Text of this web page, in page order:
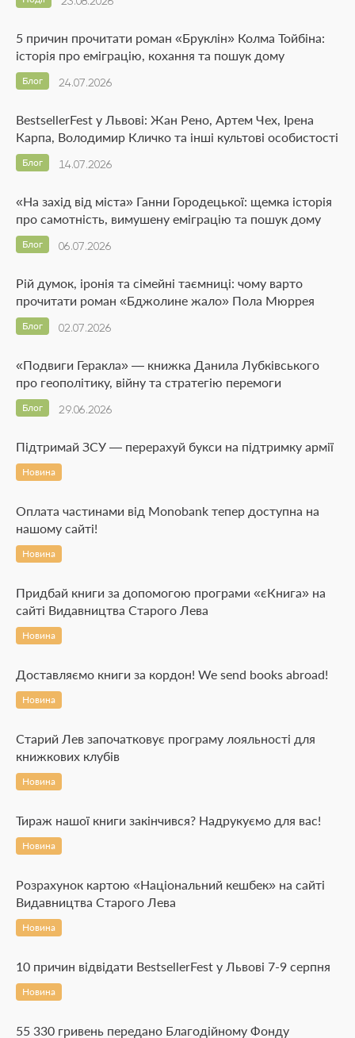
5 причин прочитати роман «Бруклін» Колма Тойбіна:
історія про еміграцію, кохання та пошук дому
24.07.2026
Блог
BestsellerFest у Львові: Жан Рено, Артем Чех, Ірена
Карпа, Володимир Кличко та інші культові особистості
14.07.2026
Блог
«На захід від міста» Ганни Городецької: щемка історія
про самотність, вимушену еміграцію та пошук дому
06.07.2026
Блог
Рій думок, іронія та сімейні таємниці: чому варто
прочитати роман «Бджолине жало» Пола Мюррея
02.07.2026
Блог
«Подвиги Геракла» — книжка Данила Лубківського
про геополітику, війну та стратегію перемоги
29.06.2026
Блог
Підтримай ЗСУ — перерахуй букси на підтримку армії
Новина
Оплата частинами від Monobank тепер доступна на
нашому сайті!
Новина
Придбай книги за допомогою програми «єКнига» на
сайті Видавництва Старого Лева
Новина
Доставляємо книги за кордон! We send books abroad!
Новина
Старий Лев започатковує програму лояльності для
книжкових клубів
Новина
Тираж нашої книги закінчився? Надрукуємо для вас!
Новина
Розрахунок картою «Національний кешбек» на сайті
Видавництва Старого Лева
Новина
10 причин відвідати BestsellerFest у Львові 7-9 серпня
Новина
55 330 гривень передано Благодійному Фонду